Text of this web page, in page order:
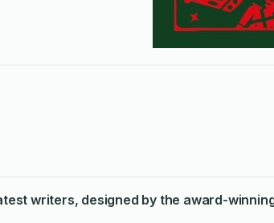
writers, designed by the award-